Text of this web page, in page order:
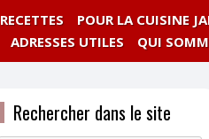
POUR LA CUISINE
RECETTES
QUI
ADRESSES UTILES
Rechercher dans le site